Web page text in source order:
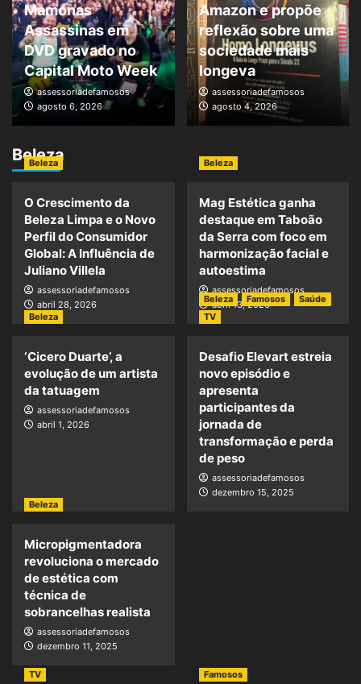
Mamonas
Assassinas em
DVD gravado no
Capital Moto Week
assessoriadefamosos
agosto 6, 2026
Amazon e propõe
reflexão sobre uma
sociedade mais
longeva
assessoriadefamosos
agosto 4, 2026
Beleza
Beleza
O Crescimento da
Beleza Limpa e o Novo
Perfil do Consumidor
Global: A Influência de
Juliano Villela
assessoriadefamosos
abril 28, 2026
Beleza
Mag Estética ganha
destaque em Taboão
da Serra com foco em
harmonização facial e
autoestima
assessoriadefamosos
abril 13, 2026
Beleza
‘Cicero Duarte’, a
evolução de um artista
da tatuagem
assessoriadefamosos
abril 1, 2026
Beleza Famosos
Saúde
TV
Desafio Elevart estreia
novo episódio e
apresenta
participantes da
jornada de
transformação e perda
de peso
assessoriadefamosos
dezembro 15, 2025
Beleza
Micropigmentadora
revoluciona o mercado
de estética com
técnica de
sobrancelhas realista
assessoriadefamosos
dezembro 11, 2025
TV Famosos